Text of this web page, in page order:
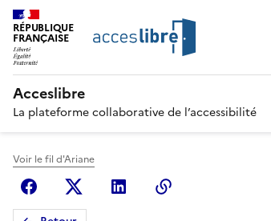
RÉPUBLIQUE
FRANÇAISE
Acceslibre
La plateforme collaborative de l’accessibilité
Voir le fil d'Ariane
FacebookX (anciennement Twitter)
Linkedin